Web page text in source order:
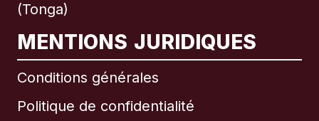
(Tonga)
MENTIONS JURIDIQUES
Conditions générales
Politique de confidentialité